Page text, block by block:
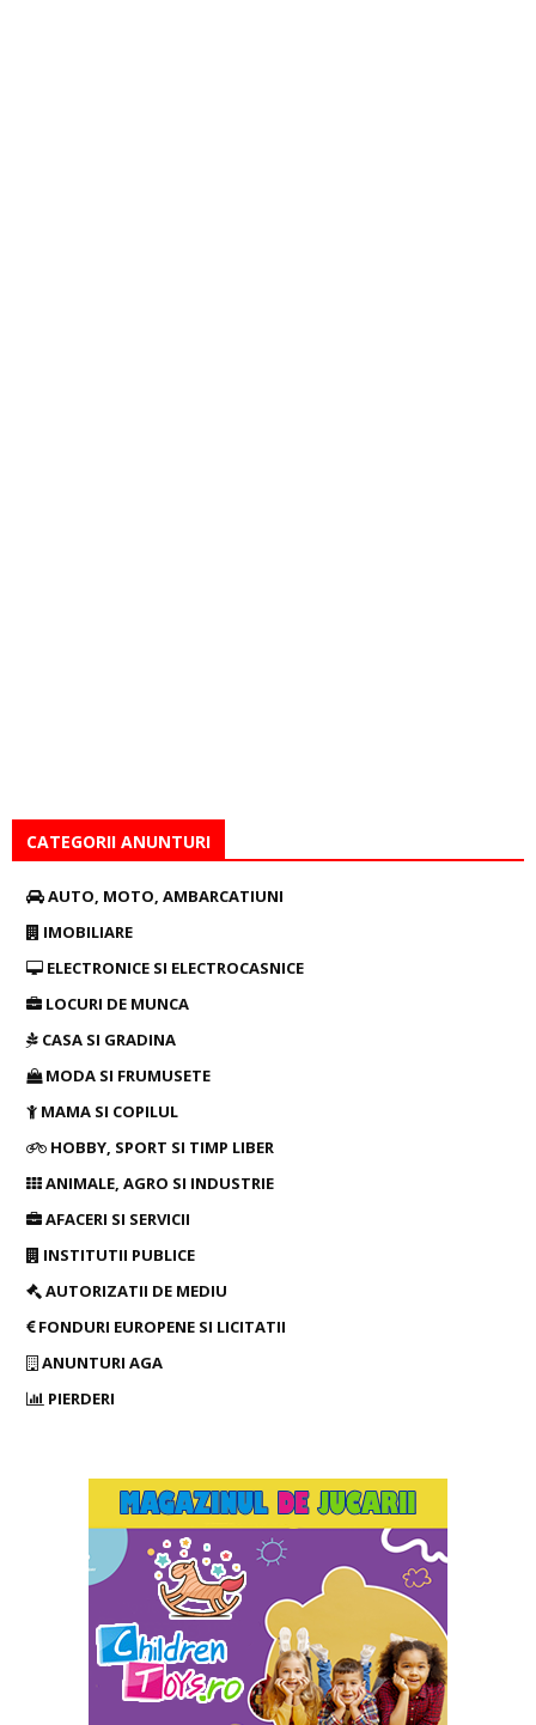
CATEGORII ANUNTURI
AUTO, MOTO, AMBARCATIUNI
IMOBILIARE
ELECTRONICE SI ELECTROCASNICE
LOCURI DE MUNCA
CASA SI GRADINA
MODA SI FRUMUSETE
MAMA SI COPILUL
HOBBY, SPORT SI TIMP LIBER
ANIMALE, AGRO SI INDUSTRIE
AFACERI SI SERVICII
INSTITUTII PUBLICE
AUTORIZATII DE MEDIU
FONDURI EUROPENE SI LICITATII
ANUNTURI AGA
PIERDERI